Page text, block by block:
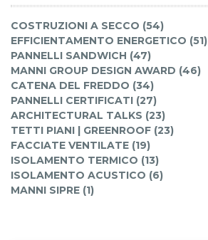
COSTRUZIONI A SECCO (54)
EFFICIENTAMENTO ENERGETICO (51)
PANNELLI SANDWICH (47)
MANNI GROUP DESIGN AWARD (46)
CATENA DEL FREDDO (34)
PANNELLI CERTIFICATI (27)
ARCHITECTURAL TALKS (23)
TETTI PIANI | GREENROOF (23)
FACCIATE VENTILATE (19)
ISOLAMENTO TERMICO (13)
ISOLAMENTO ACUSTICO (6)
MANNI SIPRE (1)